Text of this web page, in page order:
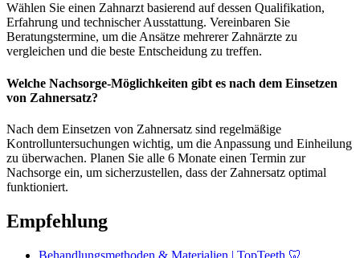
Wählen Sie einen Zahnarzt basierend auf dessen Qualifikation,
Erfahrung und technischer Ausstattung. Vereinbaren Sie
Beratungstermine, um die Ansätze mehrerer Zahnärzte zu
vergleichen und die beste Entscheidung zu treffen.
Welche Nachsorge-Möglichkeiten gibt es nach dem Einsetzen
von Zahnersatz?
Nach dem Einsetzen von Zahnersatz sind regelmäßige
Kontrolluntersuchungen wichtig, um die Anpassung und Einheilung
zu überwachen. Planen Sie alle 6 Monate einen Termin zur
Nachsorge ein, um sicherzustellen, dass der Zahnersatz optimal
funktioniert.
Empfehlung
Behandlungsmethoden & Materialien | TopTeeth 🦷